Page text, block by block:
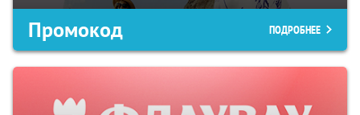
Промокод ПОДРОБНЕЕ